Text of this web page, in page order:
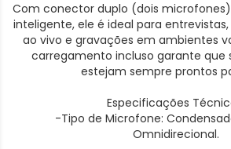
Com conector duplo (dois
inteligente, ele é ideal para
ao vivo e gravações em ambientes
carregamento incluso garante que
estejam sempre prontos
Especificações
-Tipo de Microfone:
Omnidirecional.